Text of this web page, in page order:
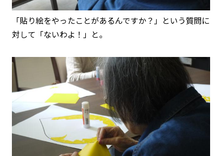
「貼り絵をやったことがあるんですか？」という質問に
対して「ないわよ！」と。